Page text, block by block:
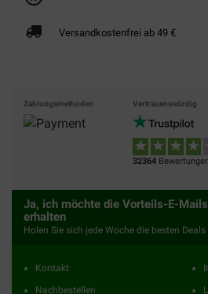
Versandkostenfrei ab 49 €
Zahlungsmethoden Vertrauenswürdig
32364 Bewertungen
Ja, ich möchte die Vorteils-E-Mails
erhalten
Holen Sie sich jede Woche die besten Deals
Kontakt
Nachbestellen